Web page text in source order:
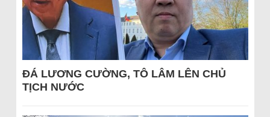
ĐÁ LƯƠNG CƯỜNG, TÔ LÂM LÊN CHỦ
TỊCH NƯỚC